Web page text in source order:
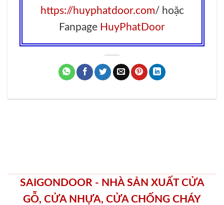
https://huyphatdoor.com/ hoặc
Fanpage HuyPhatDoor
SAIGONDOOR - NHÀ SẢN XUẤT CỬA
GỖ, CỬA NHỰA, CỬA CHỐNG CHÁY